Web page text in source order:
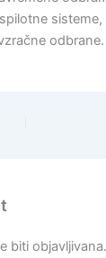
odbrane.
biti objavljivana.